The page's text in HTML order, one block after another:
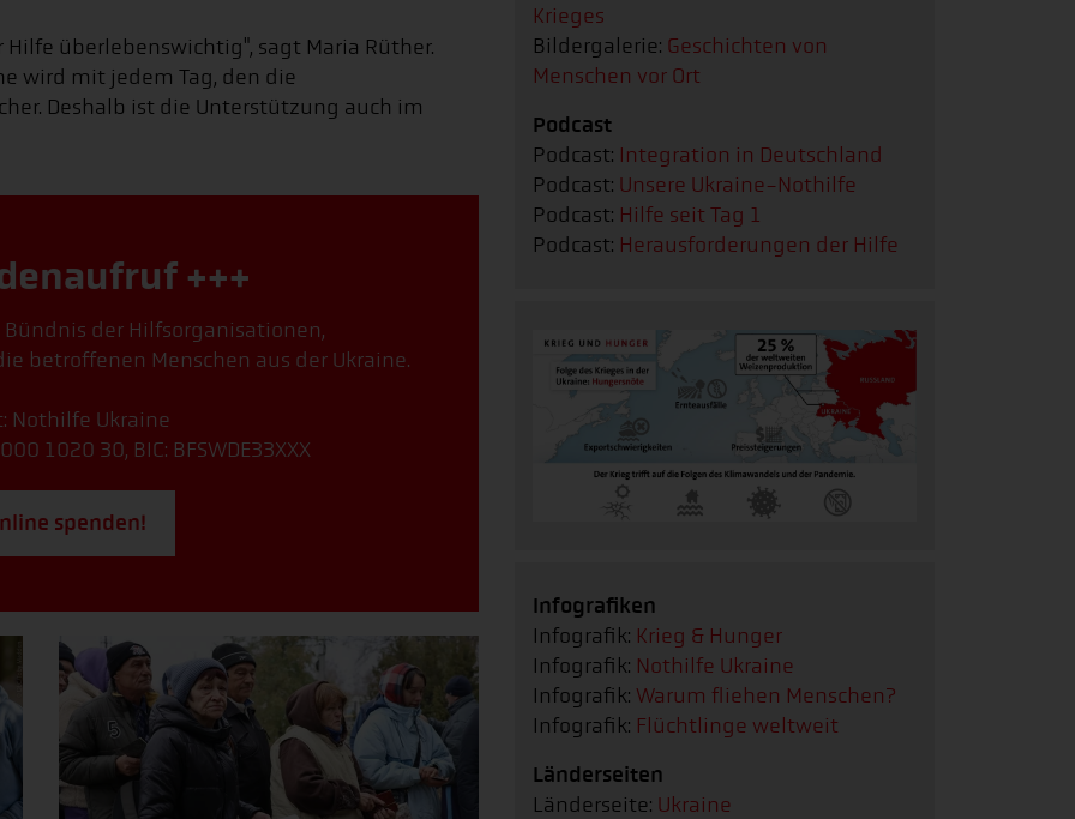
überlebenswichtig", sagt Maria Rüther.
wird mit jedem Tag, den die
Deshalb ist die Unterstützung auch im
+++
der Hilfsorganisationen,
betroffenen Menschen aus der Ukraine.
Nothilfe Ukraine
1020 30, BIC: BFSWDE33XXX
spenden!
Krieges
Bildergalerie: Geschichten von
Menschen vor Ort
Podcast
Podcast: Integration in Deutschland
Podcast: Unsere Ukraine-Nothilfe
Podcast: Hilfe seit Tag 1
Podcast: Herausforderungen der Hilfe
Infografiken
Infografik: Krieg & Hunger
Infografik: Nothilfe Ukraine
Infografik: Warum fliehen Menschen?
Infografik: Flüchtlinge weltweit
Länderseiten
Länderseite: Ukraine